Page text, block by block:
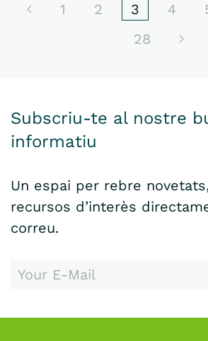
1 2 3 4
28
Subscriu-te al nostre
informatiu
Un espai per rebre
recursos d’interès
correu.